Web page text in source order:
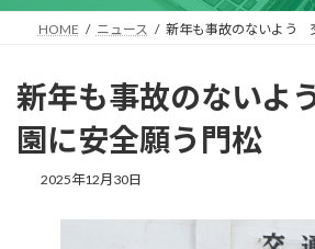
プ
動
HOME ニュース 新年も事故のないよう
新年も事故のない
園に安全願う門松
2025年12月30日